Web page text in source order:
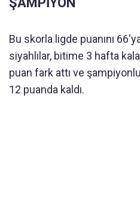
Bu skorla ligde puanını
siyahlılar, bitime 3 hafta
puan fark attı ve
12 puanda kaldı.